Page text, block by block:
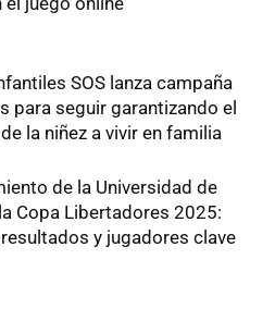
SOS lanza campaña
para seguir garantizando el
la niñez a vivir en familia
de la Universidad de
Copa Libertadores 2025:
y jugadores clave